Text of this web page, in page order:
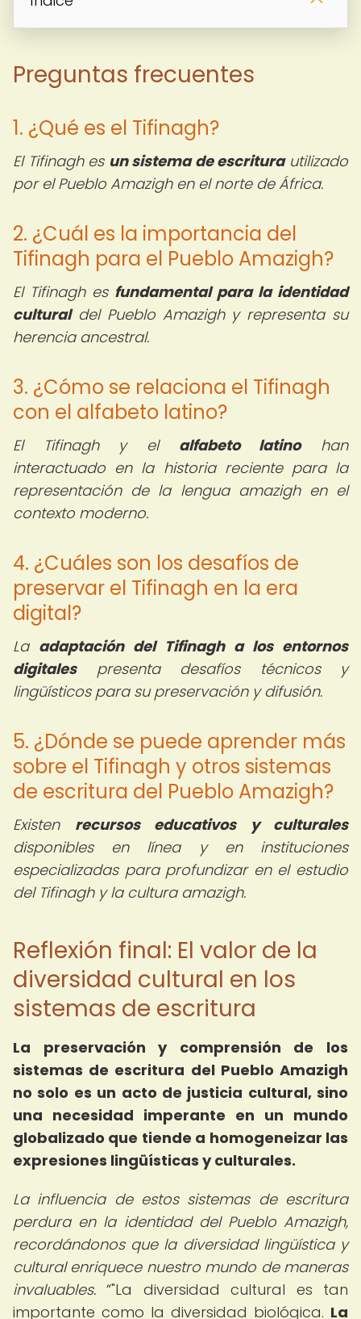
Preguntas frecuentes
1. ¿Qué es el Tifinagh?
El Tifinagh es un sistema de escriturautilizado
por el Pueblo Amazigh en el norte de África.
2. ¿Cuál es la importancia del
Tifinagh para el Pueblo Amazigh?
El Tifinagh es fundamental para la identidad
culturaldel Pueblo Amazigh y representa su
herencia ancestral.
3. ¿Cómo se relaciona el Tifinagh
con el alfabeto latino?
El Tifinagh y el alfabeto latinohan
interactuado en la historia reciente para la
representación de la lengua amazigh en el
contexto moderno.
4. ¿Cuáles son los desafíos de
preservar el Tifinagh en la era
digital?
La adaptación del Tifinagh a los entornos
digitalespresenta desafíos técnicos y
lingüísticos para su preservación y difusión.
5. ¿Dónde se puede aprender más
sobre el Tifinagh y otros sistemas
de escritura del Pueblo Amazigh?
Existen recursos educativos y culturales
disponibles en línea y en instituciones
especializadas para profundizar en el estudio
del Tifinagh y la cultura amazigh.
Reflexión final: El valor de la
diversidad cultural en los
sistemas de escritura
La preservación y comprensión de los
sistemas de escritura del Pueblo Amazigh
no solo es un acto de justicia cultural, sino
una necesidad imperante en un mundo
globalizado que tiende a homogeneizar las
expresiones lingüísticas y culturales.
La influencia de estos sistemas de escritura
perdura en la identidad del Pueblo Amazigh,
recordándonos que la diversidad lingüística y
cultural enriquece nuestro mundo de maneras
invaluables.
"La diversidad cultural es tan
importante como la diversidad biológica. La